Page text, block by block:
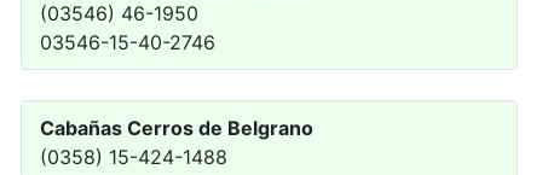
(03546) 46-1950
03546-15-40-2746
Cabañas Cerros de Belgrano
(0358) 15-424-1488